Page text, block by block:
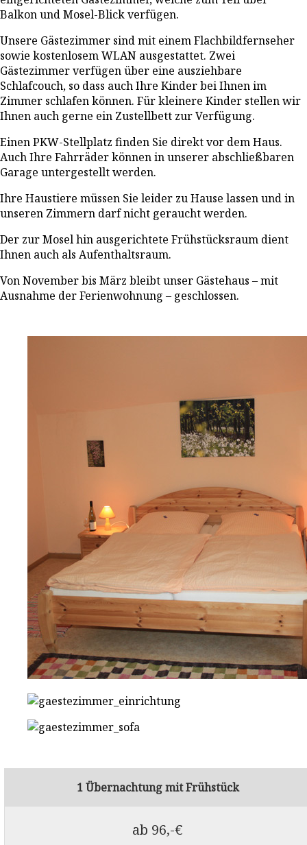
Balkon und Mosel-Blick verfügen.
Unsere Gästezimmer sind mit einem Flachbildfernseher
sowie kostenlosem WLAN ausgestattet. Zwei
Gästezimmer verfügen über eine ausziehbare
Schlafcouch, so dass auch Ihre Kinder bei Ihnen im
Zimmer schlafen können. Für kleinere Kinder stellen wir
Ihnen auch gerne ein Zustellbett zur Verfügung.
Einen PKW-Stellplatz finden Sie direkt vor dem Haus.
Auch Ihre Fahrräder können in unserer abschließbaren
Garage untergestellt werden.
Ihre Haustiere müssen Sie leider zu Hause lassen und in
unseren Zimmern darf nicht geraucht werden.
Der zur Mosel hin ausgerichtete Frühstücksraum dient
Ihnen auch als Aufenthaltsraum.
Von November bis März bleibt unser Gästehaus – mit
Ausnahme der Ferienwohnung – geschlossen.
1 Übernachtung mit Frühstück
ab 96,-€